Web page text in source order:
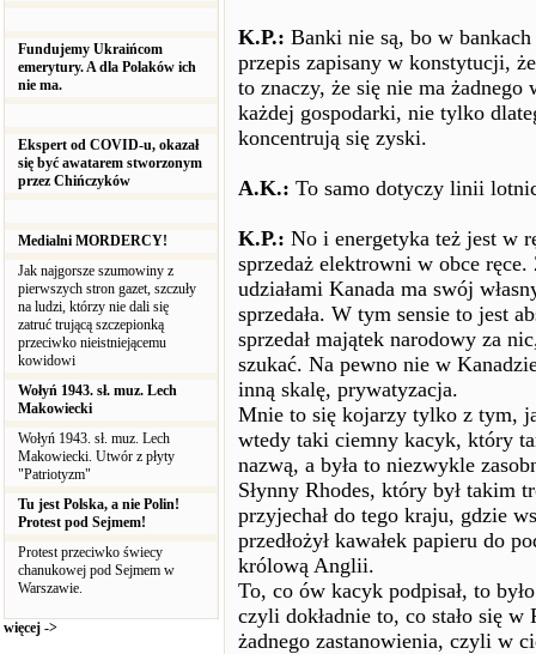
Fundujemy Ukraińcom
emerytury. A dla Polaków ich
nie ma.
Ekspert od COVID-u, okazał
się być awatarem stworzonym
przez Chińczyków
Medialni MORDERCY!
Jak najgorsze szumowiny z
pierwszych stron gazet, szczuły
na ludzi, którzy nie dali się
zatruć trującą szczepionką
przeciwko nieistniejącemu
kowidowi
Wołyń 1943. sł. muz. Lech
Makowiecki
Wołyń 1943. sł. muz. Lech
Makowiecki. Utwór z płyty
"Patriotyzm"
Tu jest Polska, a nie Polin!
Protest pod Sejmem!
Protest przeciwko świecy
chanukowej pod Sejmem w
Warszawie.
więcej ->
K.P.: Banki nie są, bo w
przepis zapisany w konstytucji,
to znaczy, że się nie ma żadnego
każdej gospodarki, nie tylko
koncentrują się zyski.
A.K.: To samo dotyczy linii
K.P.: No i energetyka też jest w
sprzedaż elektrowni w obce
udziałami Kanada ma swój
sprzedała. W tym sensie to jest
sprzedał majątek narodowy za
szukać. Na pewno nie w
inną skalę, prywatyzacja.
Mnie to się kojarzy tylko z tym,
wtedy taki ciemny kacyk, który
nazwą, a była to niezwykle
Słynny Rhodes, który był takim
przyjechał do tego kraju, gdzie
przedłożył kawałek papieru do
królową Anglii.
To, co ów kacyk podpisał, to
czyli dokładnie to, co stało się w
żadnego zastanowienia, czyli w